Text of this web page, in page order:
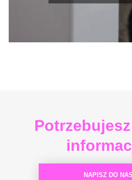
NAPISZ DO NAS